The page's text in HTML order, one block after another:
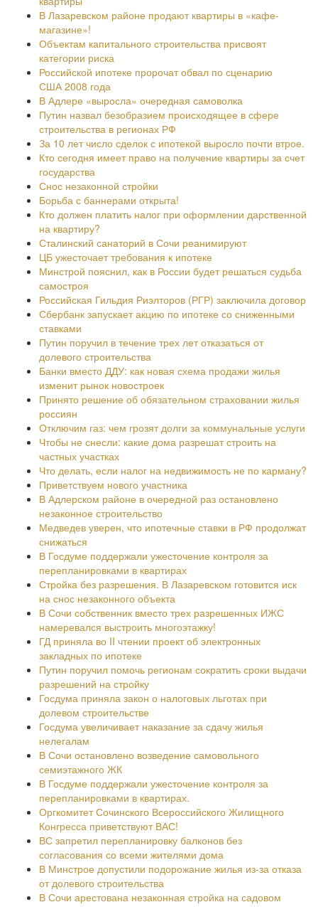
В Лазаревском районе продают квартиры в «кафе-
магазине»!
Объектам капитального строительства присвоят
категории риска
Российской ипотеке пророчат обвал по сценарию
США 2008 года
В Адлере «выросла» очередная самоволка
Путин назвал безобразием происходящее в сфере
строительства в регионах РФ
За 10 лет число сделок с ипотекой выросло почти втрое.
Кто сегодня имеет право на получение квартиры за счет
государства
Снос незаконной стройки
Борьба с баннерами открыта!
Кто должен платить налог при оформлении дарственной
на квартиру?
Сталинский санаторий в Сочи реанимируют
ЦБ ужесточает требования к ипотеке
Минстрой пояснил, как в России будет решаться судьба
самостроя
Российская Гильдия Риэлторов (РГР) заключила договор
Сбербанк запускает акцию по ипотеке со сниженными
ставками
Путин поручил в течение трех лет отказаться от
долевого строительства
Банки вместо ДДУ: как новая схема продажи жилья
изменит рынок новостроек
Принято решение об обязательном страховании жилья
россиян
Отключим газ: чем грозят долги за коммунальные услуги
Чтобы не снесли: какие дома разрешат строить на
частных участках
Что делать, если налог на недвижимость не по карману?
Приветствуем нового участника
В Адлерском районе в очередной раз остановлено
незаконное строительство
Медведев уверен, что ипотечные ставки в РФ продолжат
снижаться
В Госдуме поддержали ужесточение контроля за
перепланировками в квартирах
Стройка без разрешения. В Лазаревском готовится иск
на снос незаконного объекта
В Сочи собственник вместо трех разрешенных ИЖС
намеревался выстроить многоэтажку!
ГД приняла во II чтении проект об электронных
закладных по ипотеке
Путин поручил помочь регионам сократить сроки выдачи
разрешений на стройку
Госдума приняла закон о налоговых льготах при
долевом строительстве
Госдума увеличивает наказание за сдачу жилья
нелегалам
В Сочи остановлено возведение самовольного
семиэтажного ЖК
В Госдуме поддержали ужесточение контроля за
перепланировками в квартирах.
Оргкомитет Сочинского Всероссийского Жилищного
Конгресса приветствуют ВАС!
ВС запретил перепланировку балконов без
согласования со всеми жителями дома
В Минстрое допустили подорожание жилья из-за отказа
от долевого строительства
В Сочи арестована незаконная стройка на садовом